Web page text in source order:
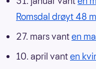
Romsdal drøyt 48
27. mars vanten
10. april vanten